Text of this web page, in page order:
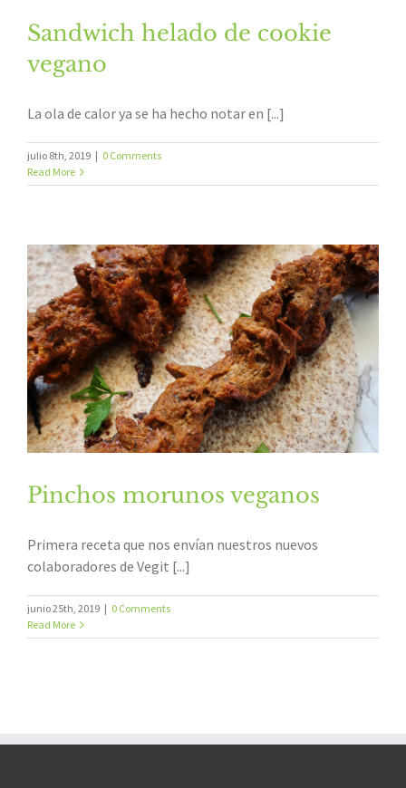
Sandwich helado de cookie
vegano
La ola de calor ya se ha hecho notar en [...]
julio 8th, 2019 | 0 Comments
Read More
Pinchos morunos veganos
Primera receta que nos envían nuestros nuevos
colaboradores de Vegit [...]
junio 25th, 2019 | 0 Comments
Read More